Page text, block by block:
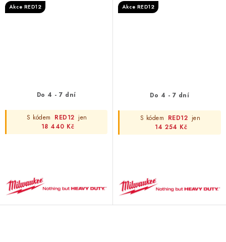
Akce RED12
Do 4 - 7 dní
S kódem RED12 jen
18 440 Kč
Akce RED12
Do 4 - 7 dní
S kódem RED12 jen
14 254 Kč